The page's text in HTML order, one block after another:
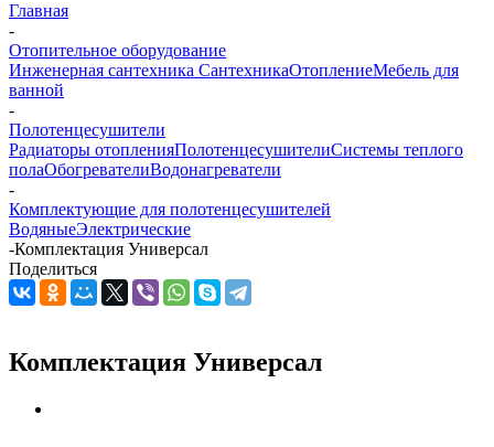
Главная
-
Отопительное оборудование
Инженерная сантехника СантехникаОтоплениеМебель для
ванной
-
Полотенцесушители
Радиаторы отопленияПолотенцесушителиСистемы теплого
полаОбогревателиВодонагреватели
-
Комплектующие для полотенцесушителей
ВодяныеЭлектрические
-Комплектация Универсал
Поделиться
Комплектация Универсал